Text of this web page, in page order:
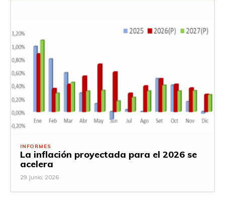
INFORMES
La inflación proyectada para el 2026 se
acelera
29 Junio, 2026